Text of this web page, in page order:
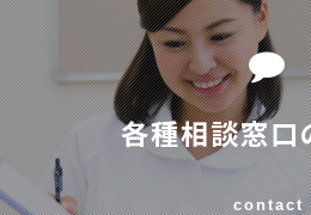
各種相談窓口
contact